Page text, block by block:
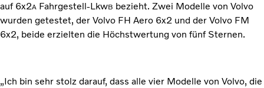
auf 6x2A Fahrgestell-LkwB bezieht. Zwei Modelle von Volvo
wurden getestet, der Volvo FH Aero 6x2 und der Volvo FM
6x2, beide erzielten die Höchstwertung von fünf Sternen.
„Ich bin sehr stolz darauf, dass alle vier Modelle von Volvo, die